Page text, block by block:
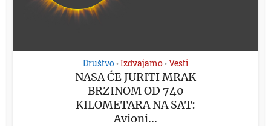
Društvo • Izdvajamo • Vesti
NASA ĆE JURITI MRAK
BRZINOM OD 740
KILOMETARA NA SAT:
Avioni...